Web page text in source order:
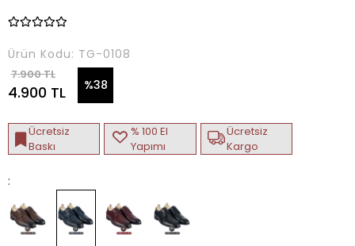
Ürün Kodu: TG-0108
7.900 TL
4.900 TL %38
Ücretsiz
Baskı
% 100 El
Yapımı
Ücretsiz
Kargo
: